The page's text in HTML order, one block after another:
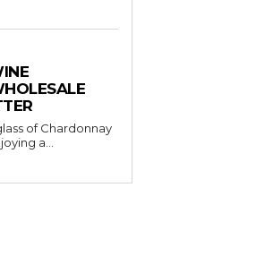
of Chardonnay
a...